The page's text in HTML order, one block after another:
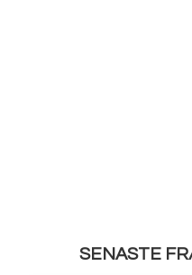
SENASTE